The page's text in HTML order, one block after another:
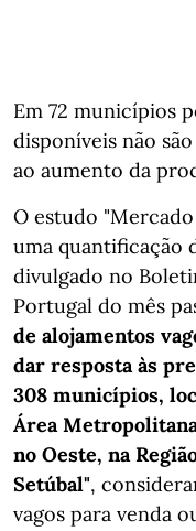
Em 72 municípios
disponíveis não
ao aumento da
O estudo
uma quantificação
divulgado no
Portugal do mês
de alojamentos
dar resposta às
308 municípios,
Área
no Oeste, na
Setúbal",
vagos para venda